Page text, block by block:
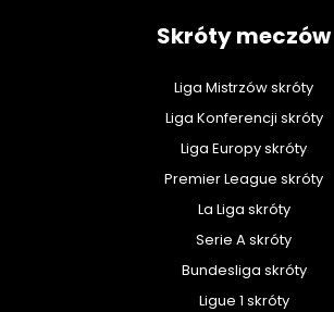
Skróty meczów
Liga Mistrzów skróty
Liga Konferencji skróty
Liga Europy skróty
Premier League skróty
La Liga skróty
Serie A skróty
Bundesliga skróty
Ligue 1 skróty